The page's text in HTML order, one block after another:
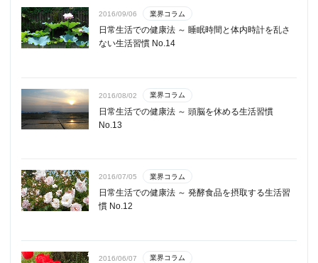
2016/09/06 業界コラム
日常生活での健康法 ～ 睡眠時間と体内時計を乱さ
ない生活習慣 No.14
2016/08/02 業界コラム
日常生活での健康法 ～ 頭脳を休める生活習慣
No.13
2016/07/05 業界コラム
日常生活での健康法 ～ 発酵食品を摂取する生活習
慣 No.12
2016/06/07 業界コラム